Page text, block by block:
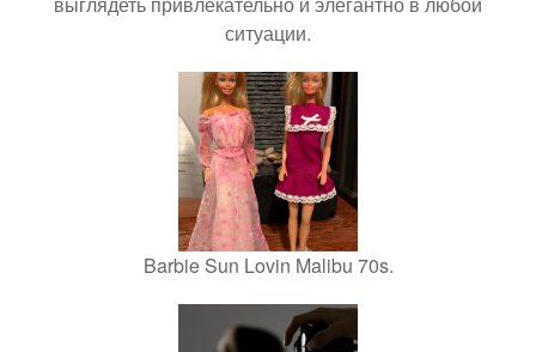
ситуации.
Barbie Sun Lovin Malibu 70s.